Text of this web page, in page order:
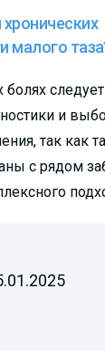
малого
и
так как
с рядом